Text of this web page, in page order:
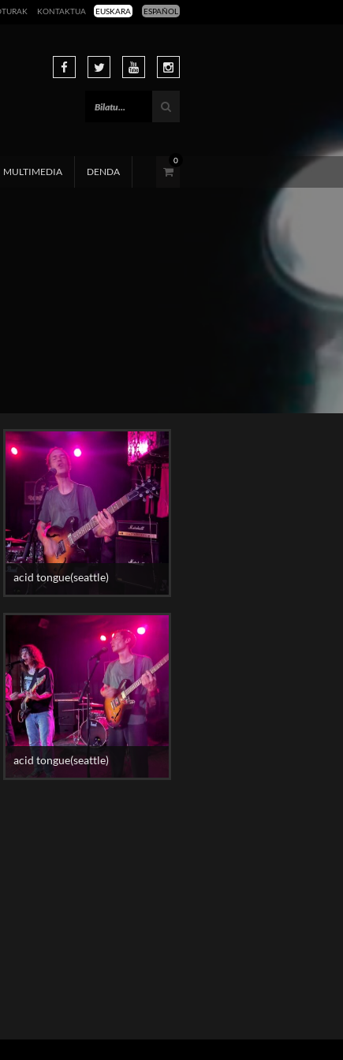
EUSKARA ESPAÑOL
KONTAKTUA
MULTIMEDIA DENDA
0
acid tongue(seattle)
acid tongue(seattle)